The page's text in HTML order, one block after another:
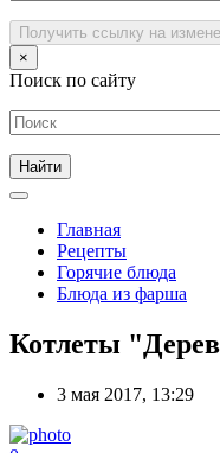
Получить ссылку на
×
Поиск по сайту
Главная
Рецепты
Горячие блюда
Блюда из фарша
Котлеты
3 мая 2017, 13:29